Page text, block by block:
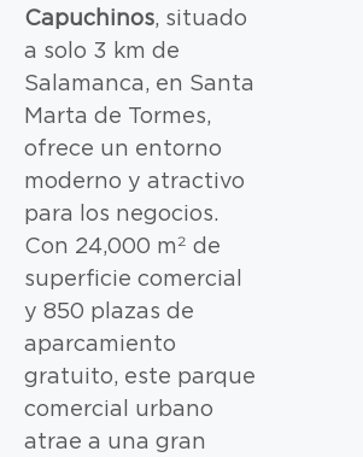
Capuchinos, situado
a solo 3 km de
Salamanca, en Santa
Marta de Tormes,
ofrece un entorno
moderno y atractivo
para los negocios.
Con 24,000 m² de
superficie comercial
y 850 plazas de
aparcamiento
gratuito, este parque
comercial urbano
atrae a una gran